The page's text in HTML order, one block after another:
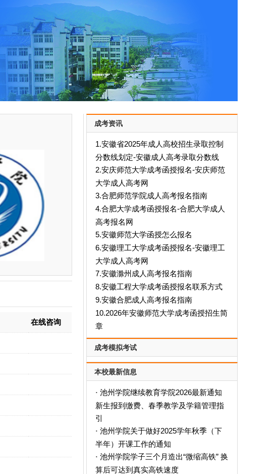
在线咨询
成考资讯
1.安徽省2025年成人高校招生录取控制
分数线划定-安徽成人高考录取分数线
2.安庆师范大学成考函授报名-安庆师范
大学成人高考网
3.合肥师范学院成人高考报名指南
4.合肥大学成考函授报名-合肥大学成人
高考报名网
5.安徽师范大学函授怎么报名
6.安徽理工大学成考函授报名-安徽理工
大学成人高考网
7.安徽滁州成人高考报名指南
8.安徽工程大学成考函授报名联系方式
9.安徽合肥成人高考报名指南
10.2026年安徽师范大学成考函授招生简
章
成考模拟考试
本校最新信息
· 池州学院继续教育学院2026最新通知
新生报到缴费、春季教学及学籍管理指
引
· 池州学院关于做好2025学年秋季（下
半年）开课工作的通知
· 池州学院学子三个月造出“微缩高铁” 换
算后可达到真实高铁速度